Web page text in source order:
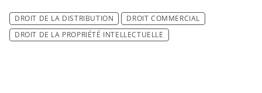
DROIT DE LA DISTRIBUTION
DROIT COMMERCIAL
DROIT DE LA PROPRIÉTÉ INTELLECTUELLE